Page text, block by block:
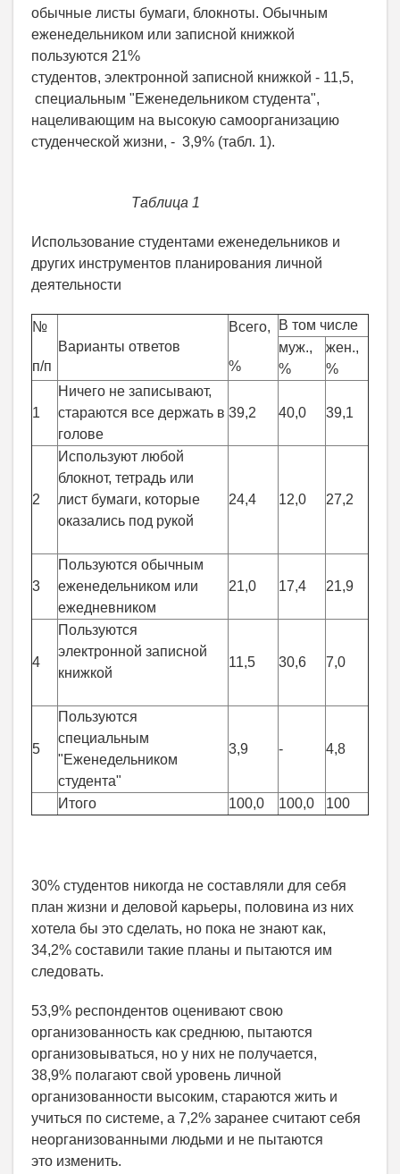
обычные листы бумаги, блокноты. Обычным
еженедельником или записной книжкой
пользуются 21%
студентов, электронной записной книжкой - 11,5,
специальным "Еженедельником студента",
нацеливающим на высокую самоорганизацию
студенческой жизни, - 3,9% (табл. 1).
Таблица 1
Использование студентами еженедельников и
других инструментов планирования личной
деятельности
№
п/п
Варианты ответов
Всего,
%
В том числе
муж.,
%
жен.,
%
1
Ничего не записывают,
стараются все держать в
голове
39,2 40,0 39,1
2
Используют любой
блокнот, тетрадь или
лист бумаги, которые
оказались под рукой
24,4 12,0 27,2
3
Пользуются обычным
еженедельником или
ежедневником
21,0 17,4 21,9
4
Пользуются
электронной записной
книжкой
11,5 30,6 7,0
5
Пользуются
специальным
"Еженедельником
студента"
3,9 - 4,8
Итого 100,0 100,0 100
30% студентов никогда не составляли для себя
план жизни и деловой карьеры, половина из них
хотела бы это сделать, но пока не знают как,
34,2% составили такие планы и пытаются им
следовать.
53,9% респондентов оценивают свою
организованность как среднюю, пытаются
организовываться, но у них не получается,
38,9% полагают свой уровень личной
организованности высоким, стараются жить и
учиться по системе, а 7,2% заранее считают себя
неорганизованными людьми и не пытаются
это изменить.